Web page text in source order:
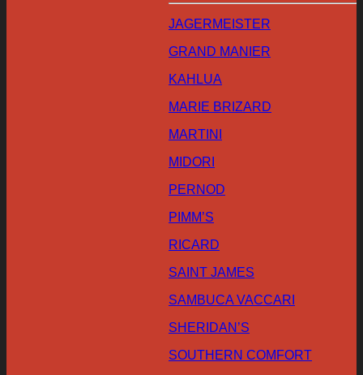
JAGERMEISTER
GRAND MANIER
KAHLUA
MARIE BRIZARD
MARTINI
MIDORI
PERNOD
PIMM’S
RICARD
SAINT JAMES
SAMBUCA VACCARI
SHERIDAN’S
SOUTHERN COMFORT